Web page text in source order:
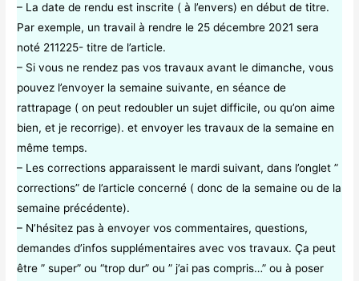
– La date de rendu est inscrite ( à l’envers) en début de titre.
Par exemple, un travail à rendre le 25 décembre 2021 sera
noté 211225- titre de l’article.
– Si vous ne rendez pas vos travaux avant le dimanche, vous
pouvez l’envoyer la semaine suivante, en séance de
rattrapage ( on peut redoubler un sujet difficile, ou qu’on aime
bien, et je recorrige). et envoyer les travaux de la semaine en
même temps.
– Les corrections apparaissent le mardi suivant, dans l’onglet ”
corrections” de l’article concerné ( donc de la semaine ou de la
semaine précédente).
– N’hésitez pas à envoyer vos commentaires, questions,
demandes d’infos supplémentaires avec vos travaux. Ça peut
être ” super” ou “trop dur” ou ” j’ai pas compris…” ou à poser